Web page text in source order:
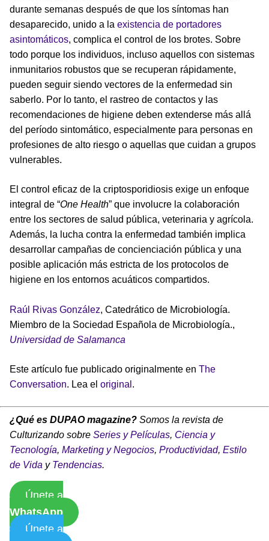
durante semanas después de que los síntomas han
desaparecido, unido a la existencia de portadores
asintomáticos, complica el control de los brotes. Sobre
todo porque los individuos, incluso aquellos con sistemas
inmunitarios robustos que se recuperan rápidamente,
pueden seguir siendo vectores de la enfermedad sin
saberlo. Por lo tanto, el rastreo de contactos y las
recomendaciones de higiene deben extenderse más allá
del período sintomático, especialmente para personas en
profesiones de alto riesgo o aquellas que cuidan a grupos
vulnerables.
El control eficaz de la criptosporidiosis exige un enfoque
integral de “One Health” que involucre la colaboración
entre los sectores de salud pública, veterinaria y agrícola.
Además, la lucha contra la enfermedad también implica
desarrollar campañas de concienciación pública y una
posible aplicación más estricta de los protocolos de
higiene en los entornos acuáticos compartidos.
Raúl Rivas González, Catedrático de Microbiología.
Miembro de la Sociedad Española de Microbiología.,
Universidad de Salamanca
Este artículo fue publicado originalmente en The
Conversation. Lea el original .
¿Qué es DUPAO magazine? Somos la revista de
Culturizando sobre Series y Películas, Ciencia y
Tecnología, Marketing y Negocios, Productividad, Estilo
de Vida y Tendencias.
Únete a
WhatsApp
Únete a